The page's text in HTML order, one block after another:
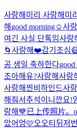
사랑해 미리 사랑해 미
해 good morning☺️사
여긴 사실 단톡임사랑
🌀 사랑해 ❤️감기조심
공 생일 축하한다
조아해유?사랑해사랑
사랑해찐비하인드사
해줘서추석이니깐요!
랑해 💙已上传照片。
았어엉🩷오오티뒤 저